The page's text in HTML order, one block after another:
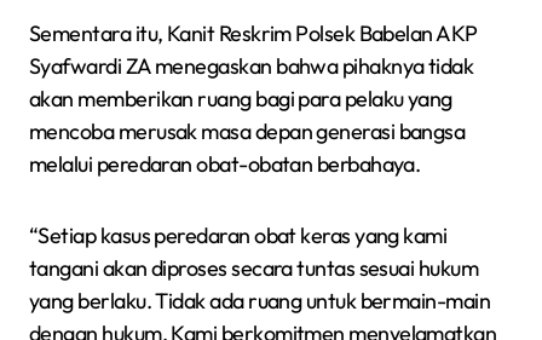
Sementara itu, Kanit Reskrim Polsek Babelan AKP
Syafwardi ZA menegaskan bahwa pihaknya tidak
akan memberikan ruang bagi para pelaku yang
mencoba merusak masa depan generasi bangsa
melalui peredaran obat-obatan berbahaya.
“Setiap kasus peredaran obat keras yang kami
tangani akan diproses secara tuntas sesuai hukum
yang berlaku. Tidak ada ruang untuk bermain-main
dengan hukum. Kami berkomitmen menyelamatkan